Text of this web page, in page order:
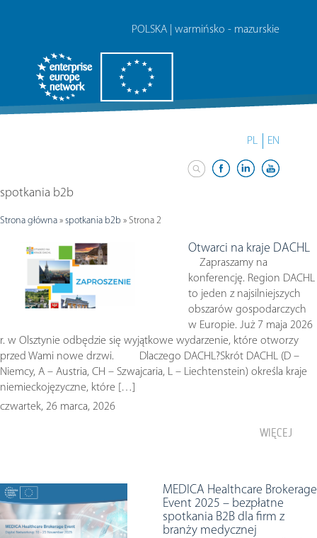
POLSKA | warmińsko - mazurskie
PL EN
spotkania b2b
Strona główna » spotkania b2b » Strona 2
Otwarci na kraje DACHL
Zapraszamy na
konferencję. Region DACHL
to jeden z najsilniejszych
obszarów gospodarczych
w Europie. Już 7 maja 2026
r. w Olsztynie odbędzie się wyjątkowe wydarzenie, które otworzy
przed Wami nowe drzwi. Dlaczego DACHL?Skrót DACHL (D –
Niemcy, A – Austria, CH – Szwajcaria, L – Liechtenstein) określa kraje
niemieckojęzyczne, które […]
czwartek, 26 marca, 2026
WIĘCEJ
MEDICA Healthcare Brokerage
Event 2025 – bezpłatne
spotkania B2B dla firm z
branży medycznej